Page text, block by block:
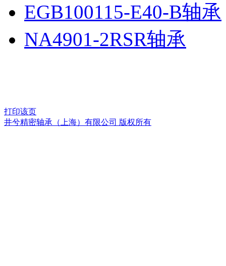
EGB100115-E40-B轴承
NA4901-2RSR轴承
打印该页
井兮精密轴承（上海）有限公司 版权所有